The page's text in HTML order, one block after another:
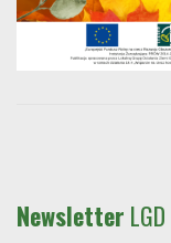
Newsletter LGD